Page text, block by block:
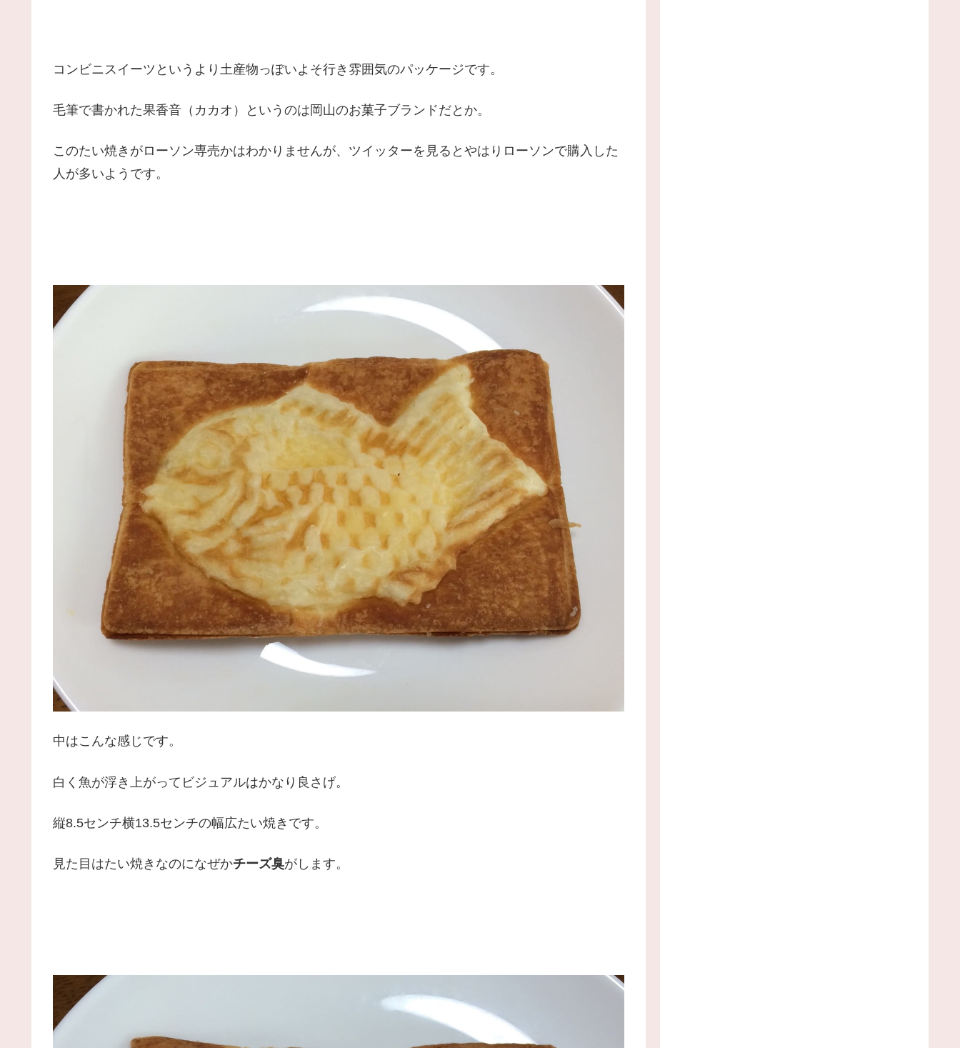
コンビニスイーツというより土産物っぽいよそ行き雰囲気のパッケージです。
毛筆で書かれた果香音（カカオ）というのは岡山のお菓子ブランドだとか。
このたい焼きがローソン専売かはわかりませんが、ツイッターを見るとやはりローソンで購入した
人が多いようです。
中はこんな感じです。
白く魚が浮き上がってビジュアルはかなり良さげ。
縦8.5センチ横13.5センチの幅広たい焼きです。
見た目はたい焼きなのになぜかチーズ臭がします。